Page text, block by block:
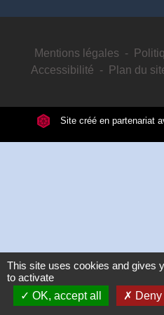
Mentions légales -
Accessibilité - Plan du
Site créé en partenariat
This site uses cookies and gives
to activate
OK, accept all